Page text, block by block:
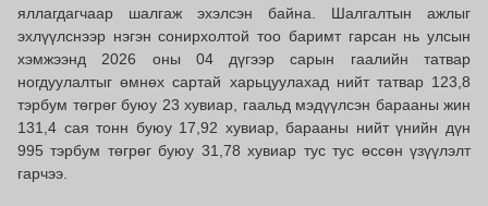
яллагдагчаар шалгаж эхэлсэн байна. Шалгалтын ажлыг
эхлүүлснээр нэгэн сонирхолтой тоо баримт гарсан нь улсын
хэмжээнд 2026 оны 04 дүгээр сарын гаалийн татвар
ногдуулалтыг өмнөх сартай харьцуулахад нийт татвар 123,8
тэрбум төгрөг буюу 23 хувиар, гаальд мэдүүлсэн барааны жин
131,4 сая тонн буюу 17,92 хувиар, барааны нийт үнийн дүн
995 тэрбум төгрөг буюу 31,78 хувиар тус тус өссөн үзүүлэлт
гарчээ.